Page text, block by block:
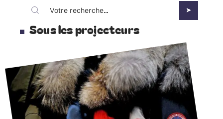
Sous les projecteurs